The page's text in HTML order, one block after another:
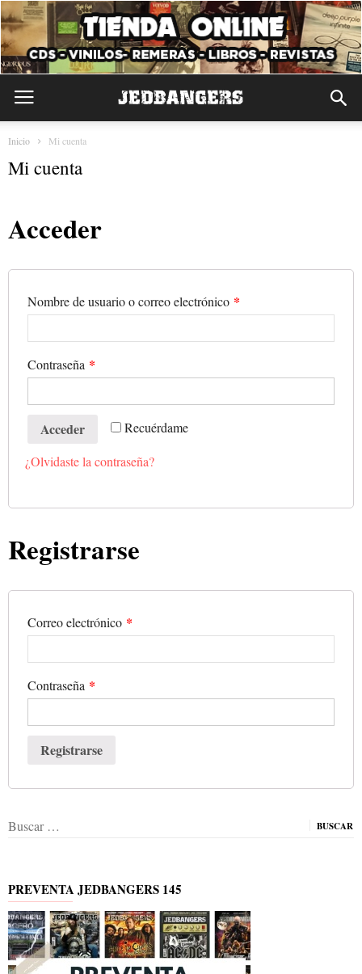
Inicio Mi cuenta
Mi cuenta
Acceder
Nombre de usuario o correo electrónico *
Contraseña *
Recuérdame
Acceder
¿Olvidaste la contraseña?
Registrarse
Correo electrónico *
Contraseña *
Registrarse
Buscar:
PREVENTA JEDBANGERS 145